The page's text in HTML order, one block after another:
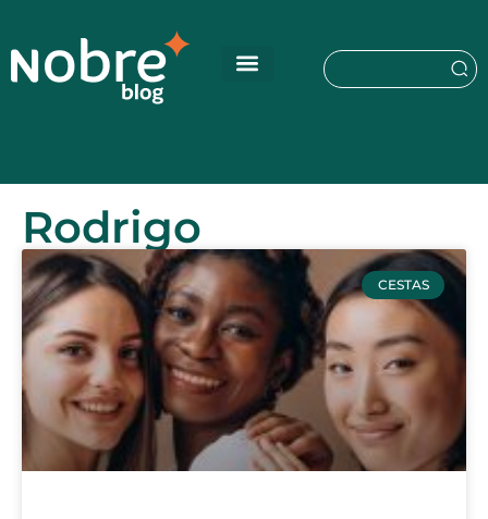
Rodrigo
CESTAS